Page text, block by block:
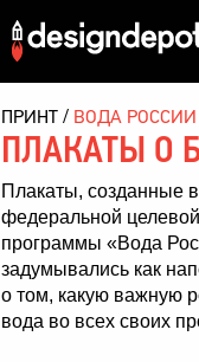
ПРИНТ ВОДА РОССИИ
ПЛАКАТЫ О
Плакаты, созданные
федеральной целевой
программы «Вода
задумывались как
о том, какую важную
вода во всех своих